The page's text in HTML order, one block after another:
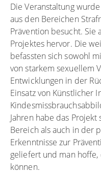
Die Veranstaltung
aus den Bereichen
Prävention besucht.
Projektes hervor. Die
befassten sich sowohl
von starkem sexuellem
Entwicklungen in der
Einsatz von Künstlicher
Jahren habe das
Bereich als auch in der
Erkenntnisse zur
geliefert und man
können.